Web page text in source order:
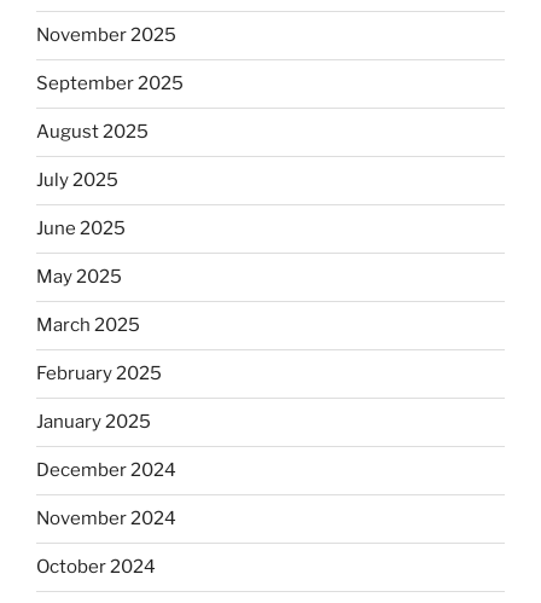
November 2025
September 2025
August 2025
July 2025
June 2025
May 2025
March 2025
February 2025
January 2025
December 2024
November 2024
October 2024